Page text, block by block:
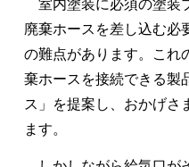
室内塗装に必須の塗装
廃棄ホースを差し込む必
の難点があります。これ
棄ホースを接続できる製
ス」を提案し、おかげさ
ます。